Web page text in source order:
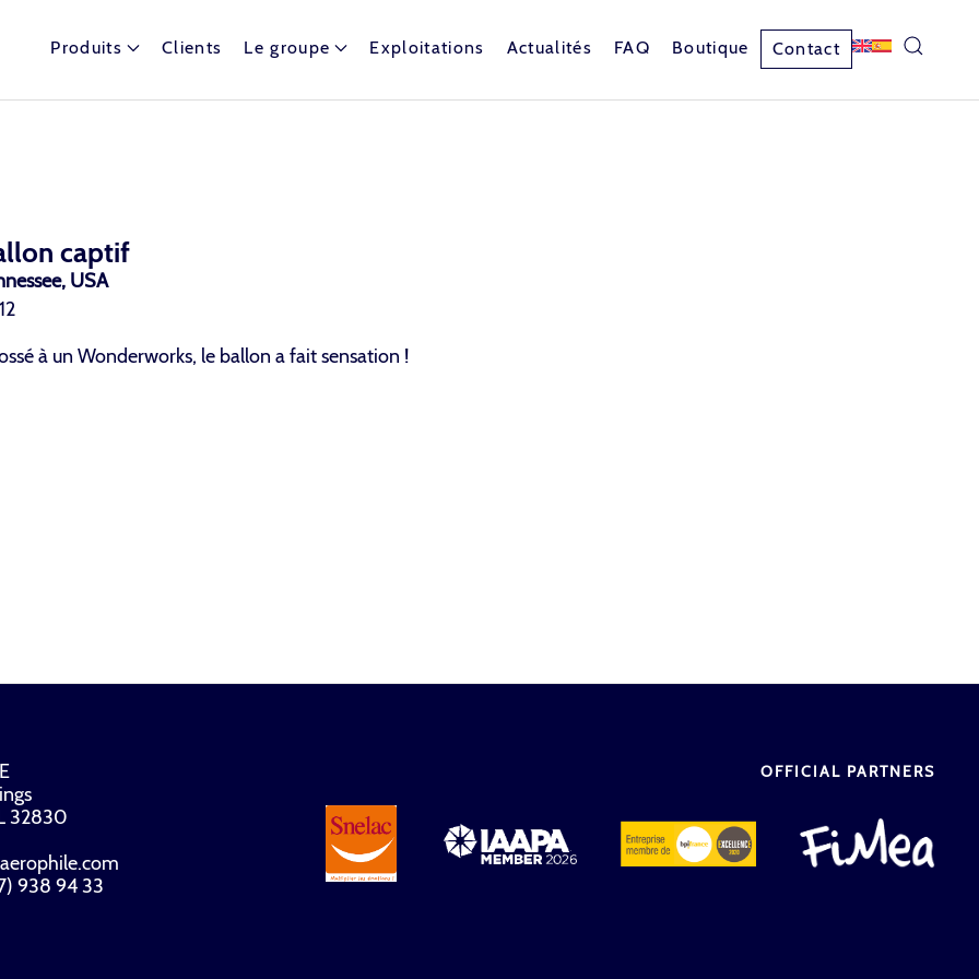
Produits Clients Le groupe Exploitations Actualités FAQ Boutique Contact
captif
USA
à un Wonderworks, le ballon a fait sensation !
32830
938 94 33
OFFICIAL PARTNERS